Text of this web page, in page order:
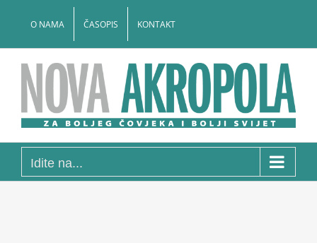
O NAMA ČASOPIS KONTAKT
Idite na...